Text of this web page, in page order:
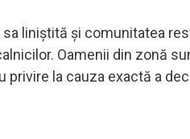
liniștită și comunitatea
Oamenii din zonă
privire la cauza exactă a